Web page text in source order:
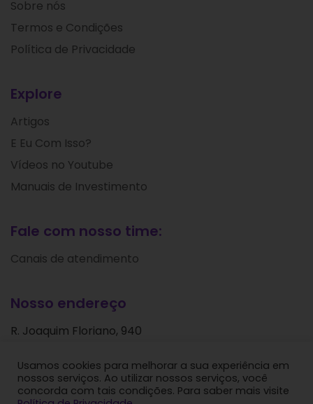
Sobre nós
Termos e Condições
Política de Privacidade
Explore
Artigos
E Eu Com Isso?
Vídeos no Youtube
Manuais de Investimento
Fale com nosso time:
Canais de atendimento
Nosso endereço
R. Joaquim Floriano, 940
São Paulo - SP
CEP: 04534-004
Usamos cookies para melhorar a sua experiência em
nossos serviços. Ao utilizar nossos serviços, você
concorda com tais condições. Para saber mais visite